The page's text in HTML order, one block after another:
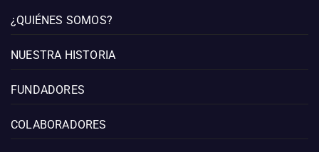
¿QUIÉNES SOMOS?
NUESTRA HISTORIA
FUNDADORES
COLABORADORES